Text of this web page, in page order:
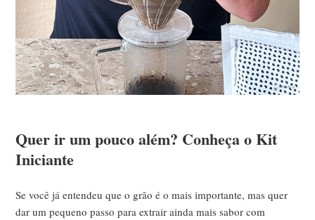
Quer ir um pouco além? Conheça o Kit
Iniciante
Se você já entendeu que o grão é o mais importante, mas quer
dar um pequeno passo para extrair ainda mais sabor com